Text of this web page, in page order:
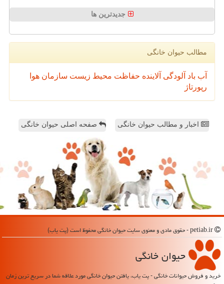
جدیدترین ها
مطالب حیوان خانگی
آب باد آلودگی آلاینده حفاظت محیط زیست سازمان هوا
رپورتاژ
اخبار و مطالب حیوان خانگی صفحه اصلی حیوان خانگی
حیوان خانگی
خرید و فروش حیوانات خانگی - پت یاب، یافتن حیوان خانگی مورد علاقه شما در سریع ترین زمان